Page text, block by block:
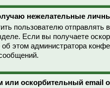
нежелательные
пользователю
Если вы получаете
этом администратора
или оскорбительный email